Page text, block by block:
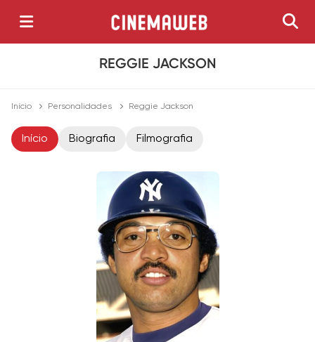
REGGIE JACKSON
Início Personalidades Reggie Jackson
Início Biografia Filmografia